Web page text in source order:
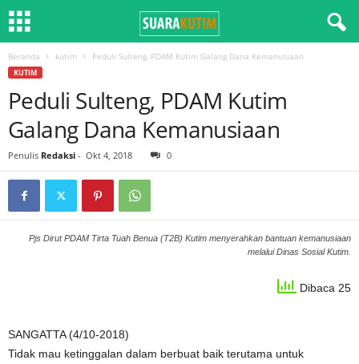
Beranda kutim Peduli Sulteng, PDAM Kutim Galang Dana Kemanusiaan
KUTIM
Peduli Sulteng, PDAM Kutim
Galang Dana Kemanusiaan
Penulis Redaksi - Okt 4, 2018 0
Pjs Dirut PDAM Tirta Tuah Benua (T2B) Kutim menyerahkan bantuan kemanusiaan
melalui Dinas Sosial Kutim.
Dibaca 25
SANGATTA (4/10-2018)
Tidak mau ketinggalan dalam berbuat baik terutama untuk